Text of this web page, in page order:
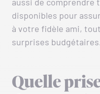
disponibles pour
à votre fidèle ami,
surprises
Quelle